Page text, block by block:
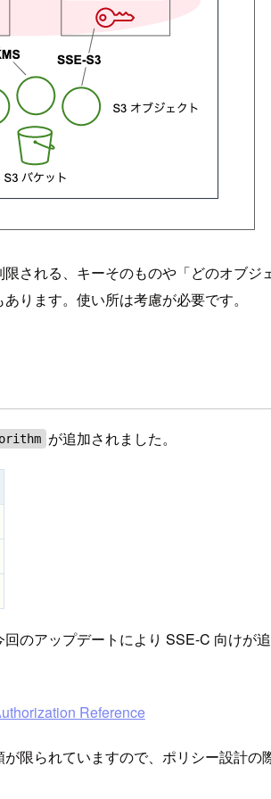
される、キーそのものや「どのオブ
ります。使い所は考慮が必要です。
が追加されました。
のアップデートにより SSE-C 向け
Reference
限られていますので、ポリシー設計の